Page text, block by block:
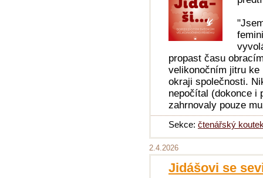
propast času
velikonočním jitru ke
okraji společnosti.
nepočítal (dokonce i
zahrnovaly pouze
Sekce: čtenářský
2.4.2026
Jidášovi se